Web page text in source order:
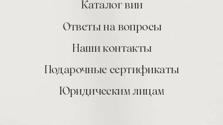
Каталог вин
Ответы на вопросы
Подарочные сертификаты
Юридическим лицам
Наши контакты